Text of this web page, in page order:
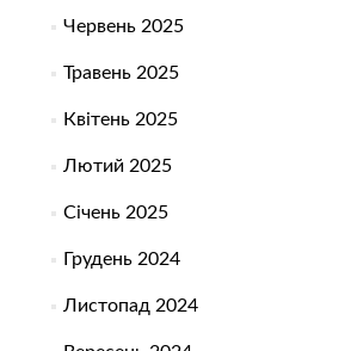
Червень 2025
Травень 2025
Квітень 2025
Лютий 2025
Січень 2025
Грудень 2024
Листопад 2024